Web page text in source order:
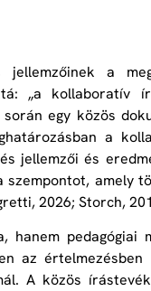
a
„a kollaboratív
egy közös
a
jellemzői és
amely
2026; Storch,
pedagógiai
az
A közös